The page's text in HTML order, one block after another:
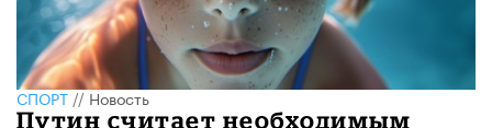
СПОРТ//Новость
Путин считает необходимым